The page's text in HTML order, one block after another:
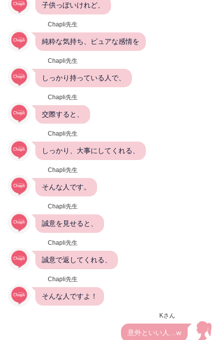
子供っぽいけれど、
Chapli先生
純粋な気持ち、ピュアな感情を
Chapli先生
しっかり持っている人で、
Chapli先生
交際すると、
Chapli先生
しっかり、大事にしてくれる、
Chapli先生
そんな人です。
Chapli先生
誠意を見せると、
Chapli先生
誠意で返してくれる、
Chapli先生
そんな人ですよ！
Kさん
意外といい人…w